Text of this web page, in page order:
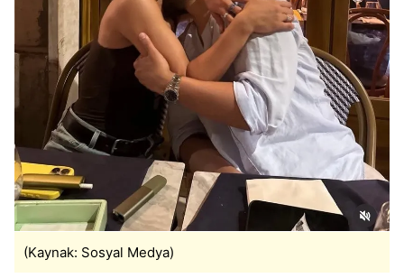
(Kaynak: Sosyal Medya)